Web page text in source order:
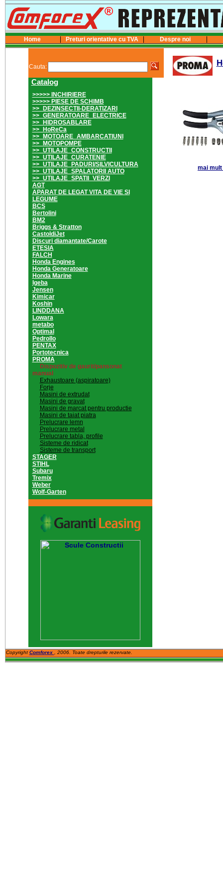
Home Preturi orientative cu TVA Despre noi
Cauta:
Catalog
>>>>> INCHIRIERE
>>>>> PIESE DE SCHIMB
>>_DEZINSECTII-DERATIZARI
>>_GENERATOARE_ELECTRICE
>>_HIDROSABLARE
>>_HoReCa
>>_MOTOARE_AMBARCATIUNI
>>_MOTOPOMPE
>>_UTILAJE_CONSTRUCTII
>>_UTILAJE_CURATENIE
>>_UTILAJE_PADURI/SILVICULTURA
>>_UTILAJE_SPALATORII AUTO
>>_UTILAJE_SPATII_VERZI
AGT
APARAT DE LEGAT VITA DE VIE SI
LEGUME
BCS
Bertolini
BM2
Briggs & Stratton
CastoldiJet
Discuri diamantate/Carote
ETESIA
FALCH
Honda Engines
Honda Generatoare
Honda Marine
Igeba
Jensen
Kimicar
Koshin
LINDDANA
Lowara
metabo
Optimal
Pedrollo
PENTAX
Portotecnica
PROMA
Dispozitiv de gaurit/pansonat
manual
Exhaustoare (aspiratoare)
Forje
Masini de extrudat
Masini de gravat
Masini de marcat pentru productie
Masini de taiat piatra
Prelucrare lemn
Prelucrare metal
Prelucrare tabla, profile
Sisteme de ridicat
Sisteme de transport
STAGER
STIHL
Subaru
Tremix
Weber
Wolf-Garten
mai mult
Copyright Comforex , 2006. Toate drepturile rezervate.